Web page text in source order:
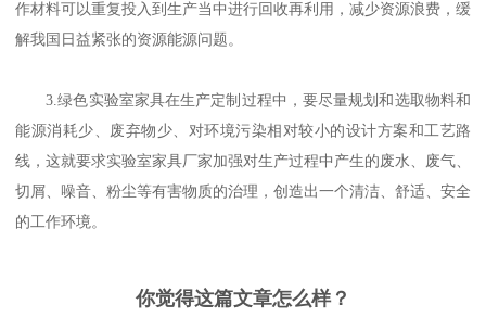
作材料可以重复投入到生产当中进行回收再利用，减少资源浪费，缓
解我国日益紧张的资源能源问题。
3.绿色实验室家具在生产定制过程中，要尽量规划和选取物料和
能源消耗少、废弃物少、对环境污染相对较小的设计方案和工艺路
线，这就要求实验室家具厂家加强对生产过程中产生的废水、废气、
切屑、噪音、粉尘等有害物质的治理，创造出一个清洁、舒适、安全
的工作环境。
你觉得这篇文章怎么样？